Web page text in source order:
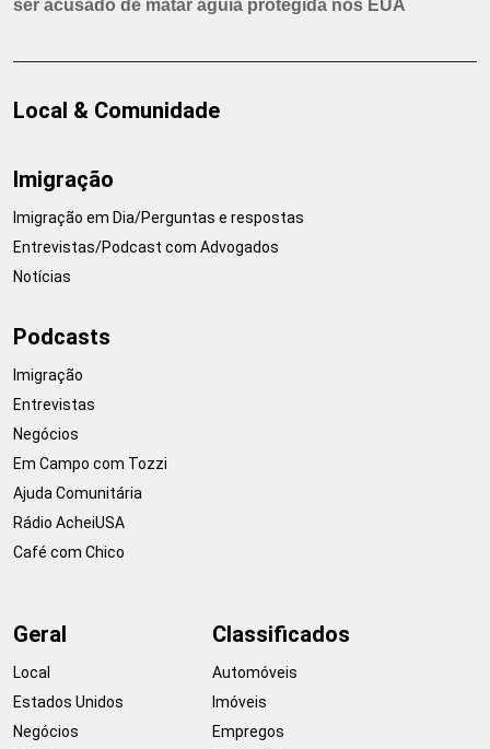
ser acusado de matar águia protegida nos EUA
Local & Comunidade
Imigração
Imigração em Dia/Perguntas e respostas
Entrevistas/Podcast com Advogados
Notícias
Podcasts
Imigração
Entrevistas
Negócios
Em Campo com Tozzi
Ajuda Comunitária
Rádio AcheiUSA
Café com Chico
Geral
Local
Estados Unidos
Negócios
Classificados
Automóveis
Imóveis
Empregos